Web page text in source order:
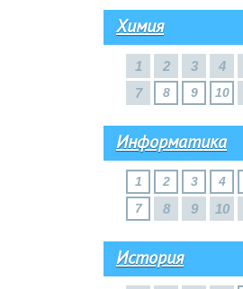
Химия
1 2 3 4
7
8 9 10
Информатика
1 2 3 4
7
8 9 10
История